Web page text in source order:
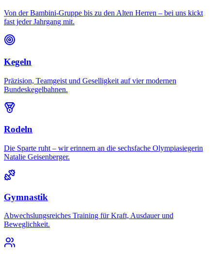
Von der Bambini-Gruppe bis zu den Alten Herren – bei uns kickt
fast jeder Jahrgang mit.
Kegeln
Präzision, Teamgeist und Geselligkeit auf vier modernen
Bundeskegelbahnen.
Rodeln
Die Sparte ruht – wir erinnern an die sechsfache Olympiasiegerin
Natalie Geisenberger.
Gymnastik
Abwechslungsreiches Training für Kraft, Ausdauer und
Beweglichkeit.